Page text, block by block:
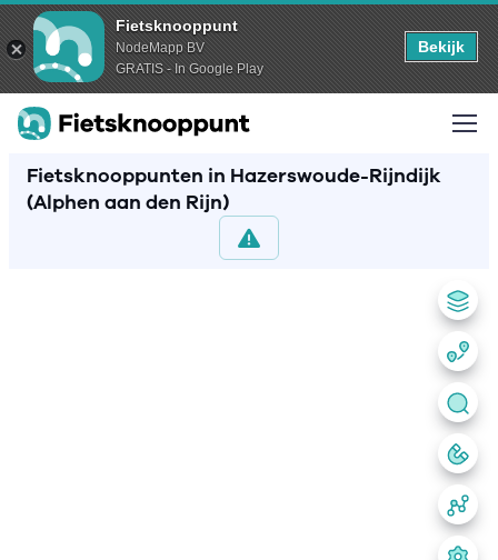
Fietsknooppunt
NodeMapp BV
GRATIS - In Google Play
Bekijk
Fietsknooppunten in Hazerswoude-Rijndijk
(Alphen aan den Rijn)